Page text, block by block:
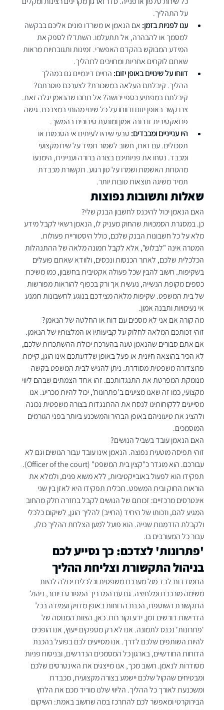
על התהליך.
ענו לפניות בזמן: אם הנאמן או משרדו פונים אליכם בבקשה
למסמך או להבהרה, אל תתעלמו. השתדלו לספק את
המידע המבוקש בהקדם האפשרי. זמינות ותגובתיות מראות
שאתם לוקחים אחריות ומחויבים לתהליך.
דווחו על שינויים באופן יזום: החיים דינמיים גם במהלך
ההליך. קיבלתם העלאה במשכורת? לצערכם פוטרתם?
קיבלתם במפתיע כספי ירושה? אל תחכו שהנאמן יגלה זאת.
צרו קשר באופן יזום ודווחו על כל שינוי מהותי במצבכם. גישה
פרואקטיבית זו בונה אמון ומונעת סיבוכים בהמשך.
היו ענייניים ומכבדים: טבעי שיהיו לעיתים אי הסכמות או
תסכולים. עם זאת, חשוב לשמור תמיד על שיח מקצועי
ומכבד. נסחו את פניותיכם בצורה ברורה ועניינית, הימנעו
מהטחת האשמות ושמרו על טון רגוע. תקשורת מכבדת
תמיד משיגה תוצאות טובות יותר.
שאלות ותשובות נפוצות
האם הנאמן יכול להיכנס לחשבון הבנק שלי?
כן. במסגרת הסמכויות שהחוק מעניק לו, הנאמן רשאי לקבל מידע
מלא על כל חשבונות הבנק שלכם, כולל היסטוריית פעולות.
המטרה אינה "לבלוש", אלא לקבל תמונה מלאה של ההתנהלות
הכלכלית שלכם, לאתר הכנסות ונכסים, ולוודא שאתם פועלים
בשקיפות. חשוב להבין שכל פעולה אקטיבית בחשבון, כמו משיכת
כספים מקופת הנשייה, נעשית אך ורק בכפוף להוראות מפורשות
של בית המשפט. שקיפות מלאה מצידכם בנוגע לחשבונות תמנע
אי נעימויות ותבנה אמון.
מה קורה אם אני לא מסכים עם דוח או החלטה של הנאמן?
זוהי זכותכם המלאה לחלוק על קביעותיו או המלצותיו של הנאמן.
אם אתם סבורים שהנאמן טעה בהערכת יכולת ההשתכרות שלכם,
לא הכיר בהוצאה חיונית או פעל באופן שלדעתכם אינו הוגן, קיימת
פרוצדורה משפטית מסודרת. ניתן להגיש לבית המשפט בקשה
מנומקת המפרטת את התנגדותכם. זהו אחד הצמתים שבהם ליווי
מקצועי, כמו זה שאנו מציעים ב'פתרונות', יכול להיות מכריע. אנו
מסייעים ללקוחותינו לנסח את ההתנגדות בצורה משפטית נכונה
ולהציג את טיעוניהם באופן הבהיר והמשכנע ביותר בפני הגורמים
המוסמכים.
האם הנאמן עובד בשביל הנושים?
זוהי תפיסה מוטעית נפוצה. הנאמן אינו עובד עבור הנושים וגם לא
עבורכם. הוא מוגדר כ"קצין בית המשפט" (Officer of the court).
תפקידו הוא לפעול באובייקטיביות, ללא משוא פנים, ולמלא את
הוראות החוק ובית המשפט. תכלית תפקידו היא לאזן בין שני
אינטרסים מרכזיים: זכותם של הנושים לקבל בחזרה חלק מהחוב
המגיע להם, וזכותו של היחיד (החייב) להליך הוגן, לשיקום כלכלי
ולקבלת הזדמנות שנייה. הוא פועל למען הצלחת ההליך כולו,
עבור כל המעורבים בו.
'פתרונות' לצדכם: כך נסייע לכם
בניהול התקשורת וצליחת ההליך
התמודדות לבד מול מערכת משפטית וכלכלית יכולה להיות
משימה מורכבת ומלחיצה. גם עם המדריך המפורט ביותר, ניהול
התקשורת השוטפת, הכנת הדוחות באופן מדויק ועמידה בכל
הדרישות דורשים זמן, ידע וקור רוח. כאן, הצוות המנוסה של
'פתרונות' נכנס לתמונה. אנו לא רק מספקים ייעוץ, אנו הופכים
להיות השותפים שלכם לדרך. אנו מסייעים לכם בפועל בהכנת
הדוחות החודשיים, בארגון כל המסמכים הנדרשים, ובניסוח פניות
מסודרות לנאמן. חשוב מכך, אנו מייצגים את האינטרסים שלכם
ומבטיחים שהקול שלכם יישמע בצורה מקצועית, מכבדת
ומשכנעת לאורך כל ההליך. הליווי שלנו מוריד מכם את הלחץ
הבירוקרטי ומאפשר לכם להתרכז במה שחשוב באמת: השיקום